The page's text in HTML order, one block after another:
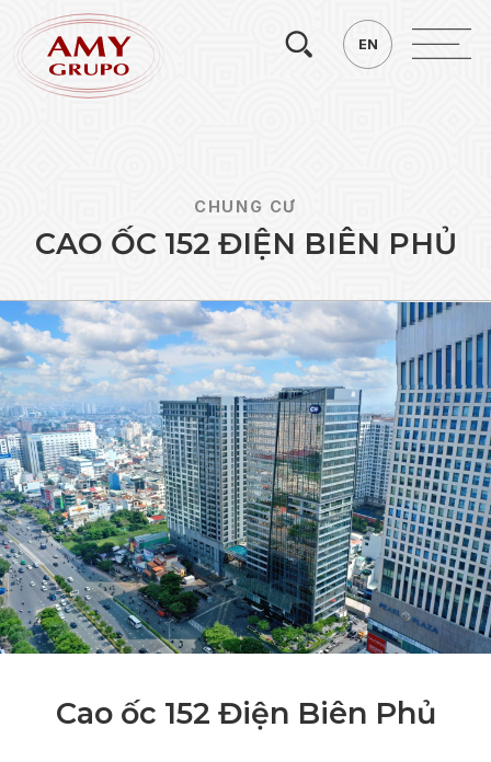
EN
CHUNG CƯ
CAO ỐC 152 ĐIỆN BIÊN PHỦ
Cao ốc 152 Điện Biên Phủ
Tìm